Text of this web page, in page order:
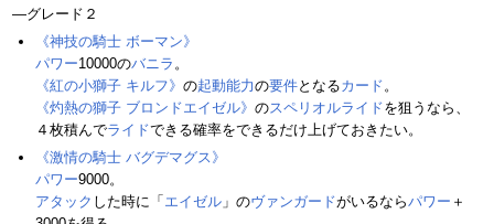
―グレード２
《神技の騎士 ボーマン》
パワー10000のバニラ 。
《紅の小獅子 キルフ》 の起動能力の要件となるカード。
《灼熱の獅子 ブロンドエイゼル》 のスペリオルライドを狙うなら、
４枚積んでライドできる確率をできるだけ上げておきたい。
《激情の騎士 バグデマグス》
パワー9000。
アタック した時に「 エイゼル 」のヴァンガードがいるならパワー ＋